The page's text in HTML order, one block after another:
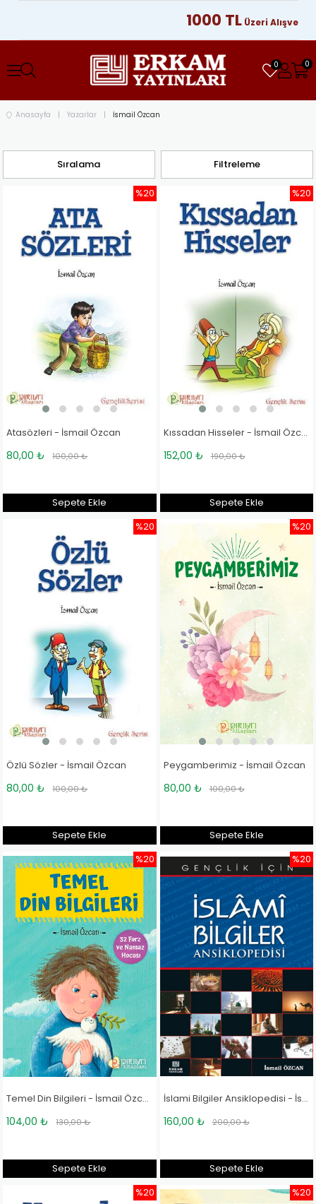
1000 TLÜzeri
0 0
Anasayfa Yazarlar İsmail Özcan
Filtreleme
Sıralama
Atasözleri - İsmail Özcan
80,00 ₺ 100,00 ₺
Sepete Ekle
%20
Kıssadan Hisseler - İsmail Özcan
152,00 ₺ 190,00 ₺
Sepete Ekle
%20
Özlü Sözler - İsmail Özcan
80,00 ₺ 100,00 ₺
Sepete Ekle
%20
Peygamberimiz - İsmail Özcan
80,00 ₺ 100,00 ₺
Sepete Ekle
%20
Temel Din Bilgileri - İsmail Özcan
104,00 ₺ 130,00 ₺
Sepete Ekle
%20
İslami Bilgiler Ansiklopedisi - İsmail Özcan
160,00 ₺ 200,00 ₺
Sepete Ekle
%20
%20 %20